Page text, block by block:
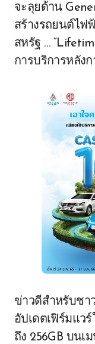
จะลุยด้าน
สร้างรถยนต์ไฟ
สหรัฐ …
การบริการหลัง
ข่าวดีสำหรับชา
อัปเดตเฟิร์มแว
ถึง 256GB บนเ